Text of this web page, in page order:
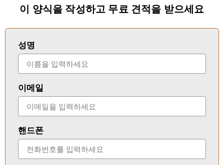
이 양식을 작성하고 무료 견적을 받으세요
성명
이메일
핸드폰